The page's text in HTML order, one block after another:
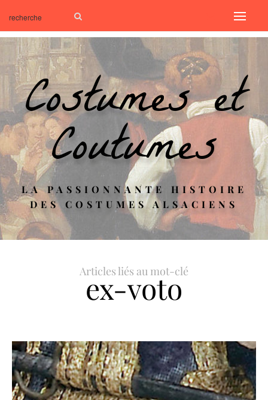
Costumes et
Coutumes
LA PASSIONNANTE HISTOIRE
DES COSTUMES ALSACIENS
Articles liés au mot-clé
ex-voto